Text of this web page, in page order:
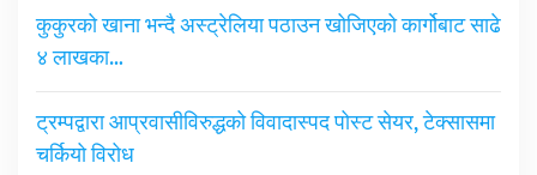
कुकुरको खाना भन्दै अस्ट्रेलिया पठाउन खोजिएको कार्गोबाट साढे
४ लाखका…
ट्रम्पद्वारा आप्रवासीविरुद्धको विवादास्पद पोस्ट सेयर, टेक्सासमा
चर्कियो विरोध